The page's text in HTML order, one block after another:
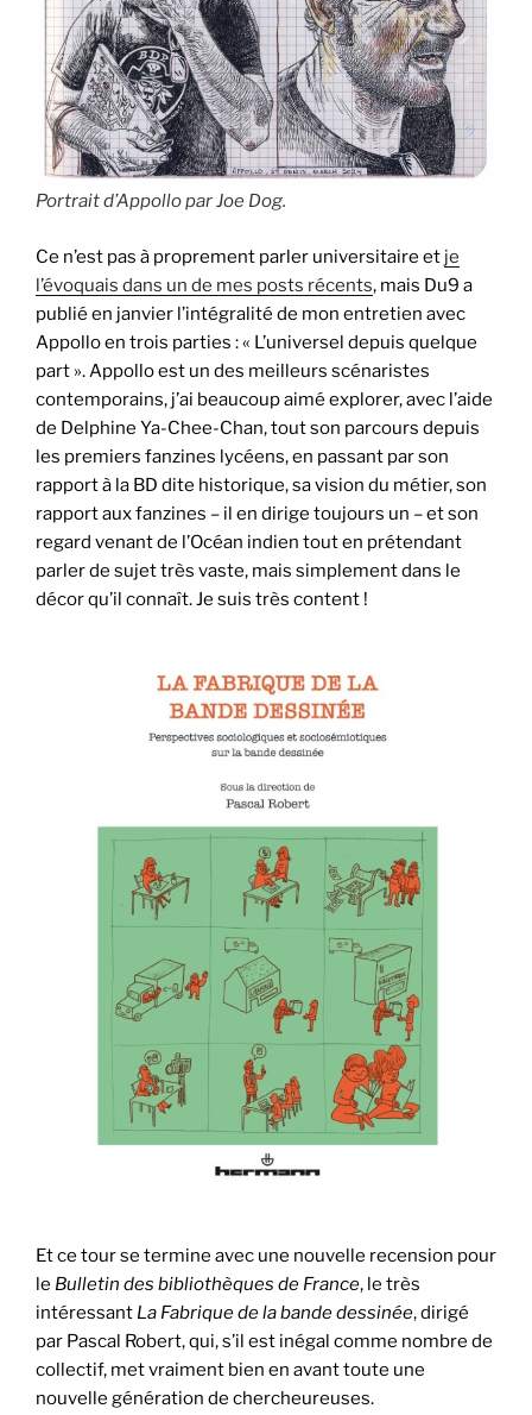
Portrait d’Appollo par Joe Dog.
Ce n’est pas à proprement parler universitaire et je
l’évoquais dans un de mes posts récents, mais Du9 a
publié en janvier l’intégralité de mon entretien avec
Appollo en trois parties : « L’universel depuis quelque
part ». Appollo est un des meilleurs scénaristes
contemporains, j’ai beaucoup aimé explorer, avec l’aide
de Delphine Ya-Chee-Chan, tout son parcours depuis
les premiers fanzines lycéens, en passant par son
rapport à la BD dite historique, sa vision du métier, son
rapport aux fanzines – il en dirige toujours un – et son
regard venant de l’Océan indien tout en prétendant
parler de sujet très vaste, mais simplement dans le
décor qu’il connaît. Je suis très content !
Et ce tour se termine avec une nouvelle recension pour
le Bulletin des bibliothèques de France, le très
intéressant La Fabrique de la bande dessinée, dirigé
par Pascal Robert, qui, s’il est inégal comme nombre de
collectif, met vraiment bien en avant toute une
nouvelle génération de chercheureuses.